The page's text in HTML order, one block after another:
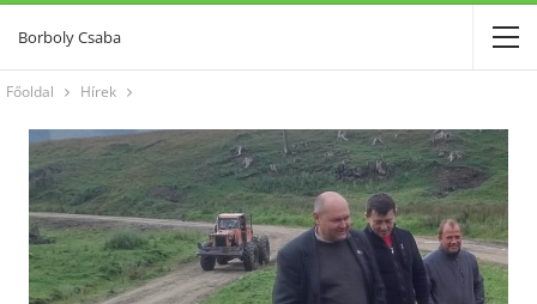
Borboly Csaba
Főoldal Hírek